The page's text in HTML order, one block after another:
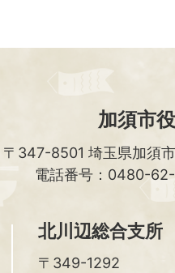
加須市
〒347-8501 埼玉県加須
電話番号：0480-62-
北川辺総合支所
〒349-1292